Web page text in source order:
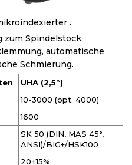
.
zum Spindelstock,
automatische
Schmierung.
UHA (2,5°)
10-3000 (opt. 4000)
1600
SK 50 (DIN, MAS 45°,
ANSI)/BIG+/HSK100
20±15%